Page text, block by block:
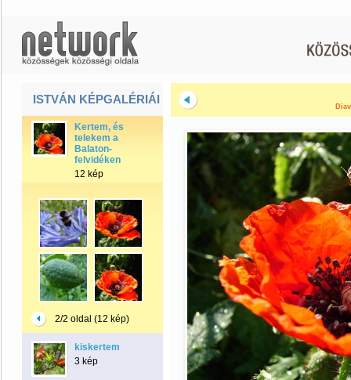
ISTVÁN KÉPGALÉRIÁI
Kertem, és
telekem a
Balaton-
felvidéken
12 kép
2/2 oldal (12 kép)
kiskertem
3 kép